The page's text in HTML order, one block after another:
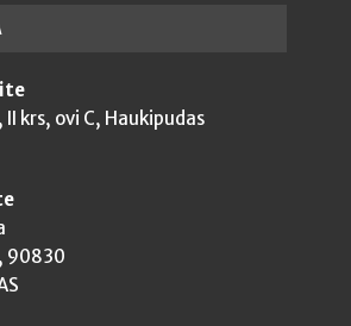
krs, ovi C, Haukipudas
90830